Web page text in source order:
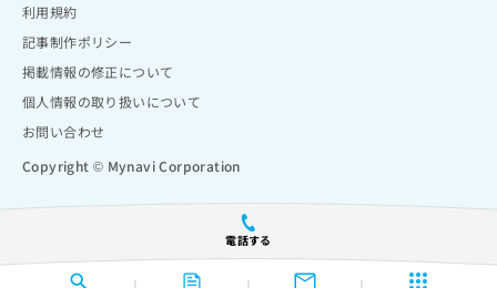
電話する
利用規約
記事制作ポリシー
掲載情報の修正について
個人情報の取り扱いについて
お問い合わせ
Copyright © Mynavi Corporation